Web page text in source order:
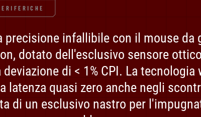
infallibile con il mouse da
dotato dell'esclusivo sensore
di < 1% CPI. La tecnologia
latenza quasi zero anche negli
di un esclusivo nastro per